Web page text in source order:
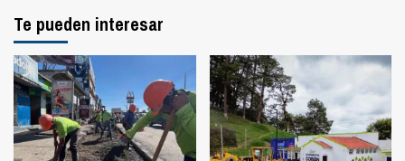
Te pueden interesar